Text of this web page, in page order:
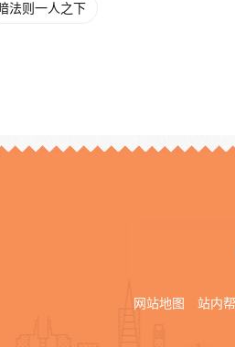
法则一人之下
网站地图 站内